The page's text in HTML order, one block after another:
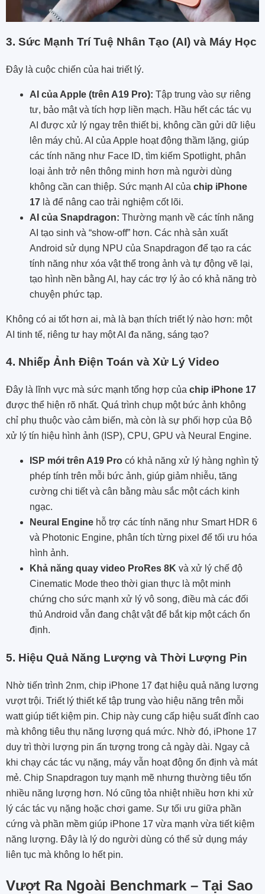
3. Sức Mạnh Trí Tuệ Nhân Tạo (AI) và Máy Học
Đây là cuộc chiến của hai triết lý.
AI của Apple (trên A19 Pro): Tập trung vào sự riêng
tư, bảo mật và tích hợp liền mạch. Hầu hết các tác vụ
AI được xử lý ngay trên thiết bị, không cần gửi dữ liệu
lên máy chủ. AI của Apple hoạt động thầm lặng, giúp
các tính năng như Face ID, tìm kiếm Spotlight, phân
loại ảnh trở nên thông minh hơn mà người dùng
không cần can thiệp. Sức mạnh AI của chip iPhone
17 là để nâng cao trải nghiệm cốt lõi.
AI của Snapdragon: Thường mạnh về các tính năng
AI tạo sinh và “show-off” hơn. Các nhà sản xuất
Android sử dụng NPU của Snapdragon để tạo ra các
tính năng như xóa vật thể trong ảnh và tự động vẽ lại,
tạo hình nền bằng AI, hay các trợ lý ảo có khả năng trò
chuyện phức tạp.
Không có ai tốt hơn ai, mà là bạn thích triết lý nào hơn: một
AI tinh tế, riêng tư hay một AI đa năng, sáng tạo?
4. Nhiếp Ảnh Điện Toán và Xử Lý Video
Đây là lĩnh vực mà sức mạnh tổng hợp của chip iPhone 17
được thể hiện rõ nhất. Quá trình chụp một bức ảnh không
chỉ phụ thuộc vào cảm biến, mà còn là sự phối hợp của Bộ
xử lý tín hiệu hình ảnh (ISP), CPU, GPU và Neural Engine.
ISP mới trên A19 Pro có khả năng xử lý hàng nghìn tỷ
phép tính trên mỗi bức ảnh, giúp giảm nhiễu, tăng
cường chi tiết và cân bằng màu sắc một cách kinh
ngạc.
Neural Engine hỗ trợ các tính năng như Smart HDR 6
và Photonic Engine, phân tích từng pixel để tối ưu hóa
hình ảnh.
Khả năng quay video ProRes 8K và xử lý chế độ
Cinematic Mode theo thời gian thực là một minh
chứng cho sức mạnh xử lý vô song, điều mà các đối
thủ Android vẫn đang chật vật để bắt kịp một cách ổn
định.
5. Hiệu Quả Năng Lượng và Thời Lượng Pin
Nhờ tiến trình 2nm, chip iPhone 17 đạt hiệu quả năng lượng
vượt trội. Triết lý thiết kế tập trung vào hiệu năng trên mỗi
watt giúp tiết kiệm pin. Chip này cung cấp hiệu suất đỉnh cao
mà không tiêu thụ năng lượng quá mức. Nhờ đó, iPhone 17
duy trì thời lượng pin ấn tượng trong cả ngày dài. Ngay cả
khi chạy các tác vụ nặng, máy vẫn hoạt động ổn định và mát
mẻ. Chip Snapdragon tuy mạnh mẽ nhưng thường tiêu tốn
nhiều năng lượng hơn. Nó cũng tỏa nhiệt nhiều hơn khi xử
lý các tác vụ nặng hoặc chơi game. Sự tối ưu giữa phần
cứng và phần mềm giúp iPhone 17 vừa mạnh vừa tiết kiệm
năng lượng. Đây là lý do người dùng có thể sử dụng máy
liên tục mà không lo hết pin.
Vượt Ra Ngoài Benchmark – Tại Sao